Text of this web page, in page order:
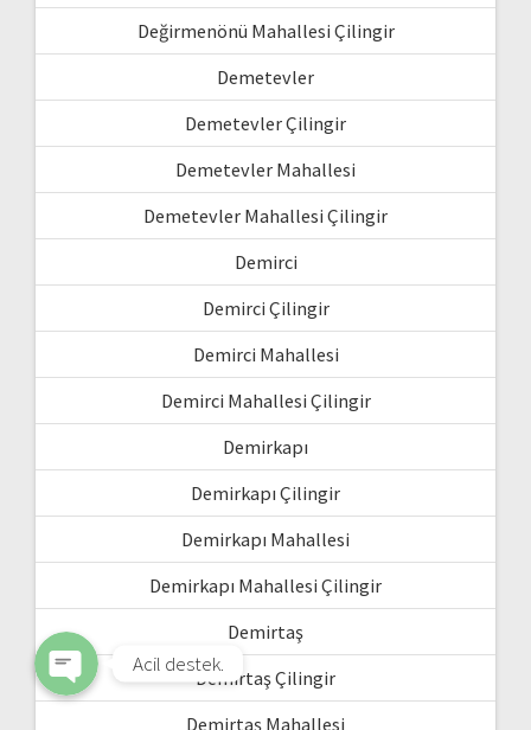
Değirmenönü Mahallesi Çilingir
Demetevler
Demetevler Çilingir
Demetevler Mahallesi
Demetevler Mahallesi Çilingir
Demirci
Demirci Çilingir
Demirci Mahallesi
Demirci Mahallesi Çilingir
Demirkapı
Demirkapı Çilingir
Demirkapı Mahallesi
Demirkapı Mahallesi Çilingir
Demirtaş
Demirtaş Çilingir
Demirtaş Mahallesi
Phone
Acil destek.